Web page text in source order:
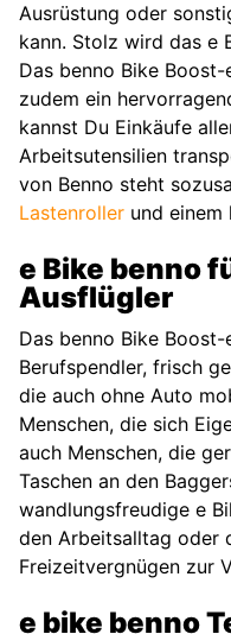
Ausrüstung oder
kann. Stolz wird das e
Das benno Bike
zudem ein
kannst Du Einkäufe
Arbeitsutensilien
von Benno steht
Lastenroller und einem
e Bike benno
Ausflügler
Das benno Bike
Berufspendler, frisch
die auch ohne Auto
Menschen, die sich
auch Menschen, die
Taschen an den
wandlungsfreudige e
den Arbeitsalltag oder
Freizeitvergnügen zur
e bike benno